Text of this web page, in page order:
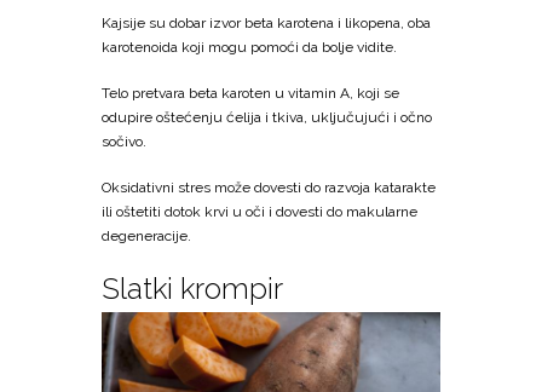
Kajsije su dobar izvor beta karotena i likopena, oba
karotenoida koji mogu pomoći da bolje vidite.
Telo pretvara beta karoten u vitamin A, koji se
odupire oštećenju ćelija i tkiva, uključujući i očno
sočivo.
Oksidativni stres može dovesti do razvoja katarakte
ili oštetiti dotok krvi u oči i dovesti do makularne
degeneracije.
Slatki krompir